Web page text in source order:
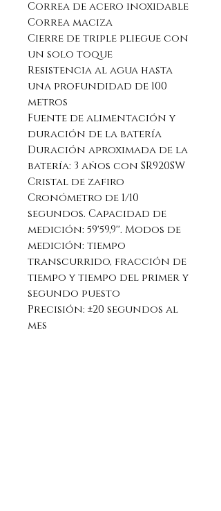
Correa de acero inoxidable
Correa maciza
Cierre de triple pliegue con
un solo toque
Resistencia al agua hasta
una profundidad de 100
metros
Fuente de alimentación y
duración de la batería
Duración aproximada de la
batería: 3 años con SR920SW
Cristal de zafiro
Cronómetro de 1/10
segundos. Capacidad de
medición: 59'59,9''. Modos de
medición: tiempo
transcurrido, fracción de
tiempo y tiempo del primer y
segundo puesto
Precisión: ±20 segundos al
mes